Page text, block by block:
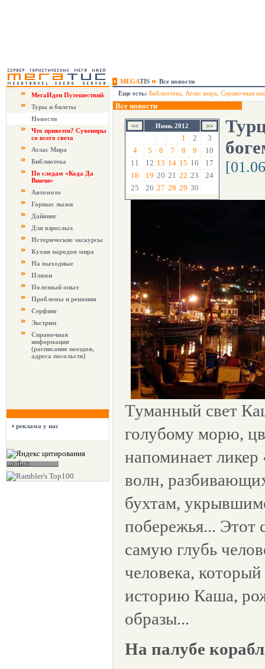
MEGATIS
Все новости
МегаИдеи Путешествий
Туры и билеты
Новости
Что привезти? Сувениры
со всего света
Атлас Мира
Библиотека
По следам «Кода Да
Винчи»
Автомото
Горные лыжи
Дайвинг
Для взрослых
Исторические экскурсы
Кухня народов мира
На выходные
Пляжи
Полезный опыт
Проблемы и решения
Серфинг
Экстрим
Справочная
информация
(расписание поездов,
адреса посольств)
реклама у нас
Еще есть: Библиотека Атлас мира Справочная
Все новости
Июнь 2012
1 2
3
4
5 6 7 8 9
10
11
12 13 14 15 16
17
18
19 20 21 22 23
24
25
26 27 28 29 30
Туманный свет
голубому морю,
напоминает
волн,
бухтам,
побережья... Этот
самую глубь
человека,
историю Каша,
образы...
На палубе